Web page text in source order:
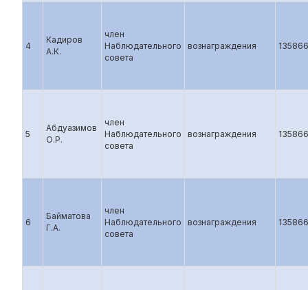
4
Кадиров
А.К.
член
Наблюдательного
совета
вознаграждения
5
Абдуазимов
О.Р.
член
Наблюдательного
совета
вознаграждения
6
Байматова
Г.А.
член
Наблюдательного
совета
вознаграждения